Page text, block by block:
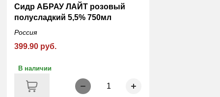
Сидр АБРАУ ЛАЙТ розовый
полусладкий 5,5% 750мл
Россия
399.90 руб.
В наличии
1